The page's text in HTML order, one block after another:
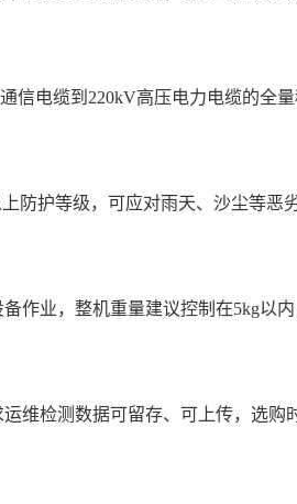
信电缆到220kV高压电力电缆的
防护等级，可应对雨天、沙尘等
作业，整机重量建议控制在5kg以
维检测数据可留存、可上传，选